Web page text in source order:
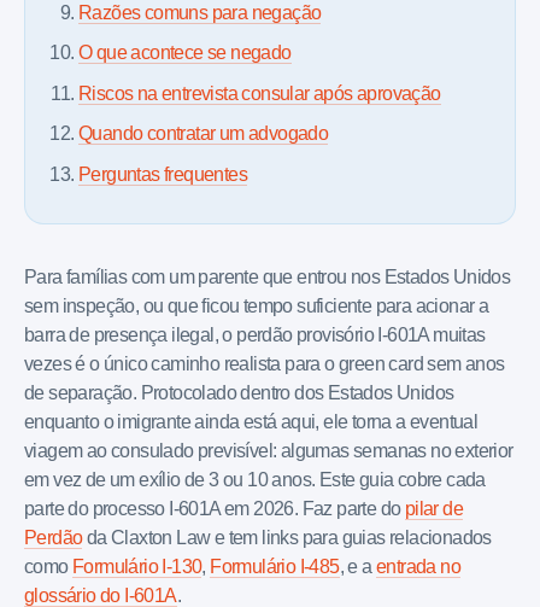
Razões comuns para negação
O que acontece se negado
Riscos na entrevista consular após aprovação
Quando contratar um advogado
Perguntas frequentes
Para famílias com um parente que entrou nos Estados Unidos
sem inspeção, ou que ficou tempo suficiente para acionar a
barra de presença ilegal, o perdão provisório I-601A muitas
vezes é o único caminho realista para o green card sem anos
de separação. Protocolado dentro dos Estados Unidos
enquanto o imigrante ainda está aqui, ele torna a eventual
viagem ao consulado previsível: algumas semanas no exterior
em vez de um exílio de 3 ou 10 anos. Este guia cobre cada
parte do processo I-601A em 2026. Faz parte do pilar de
Perdãoda Claxton Law e tem links para guias relacionados
como Formulário I-130, Formulário I-485, e aentrada no
glossário do I-601A.